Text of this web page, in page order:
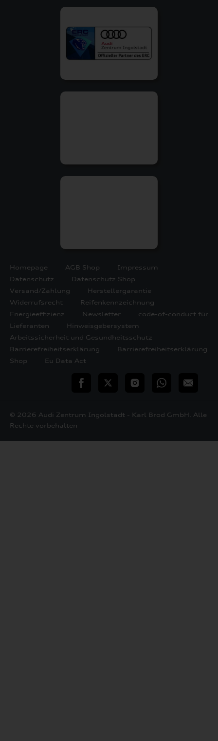
Homepage AGB Shop
Impressum
Datenschutz
Datenschutz Shop
Versand/Zahlung
Herstellergarantie
Widerrufsrecht
Reifenkennzeichnung
Energieeffizienz
Newsletter
code-of-conduct für
Lieferanten
Hinweisgebersystem
Arbeitssicherheit und Gesundheitsschutz
Barrierefreiheitserklärung
Barrierefreiheitserklärung
Shop
Eu Data Act
teilen Twitter InstagramWhatsApp
E-
© 2026 Audi Zentrum Ingolstadt - Karl Brod GmbH. Alle
Rechte vorbehalten